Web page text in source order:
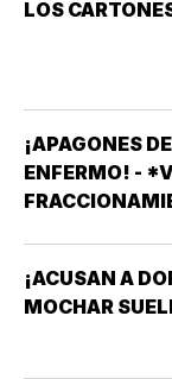
LOS
¡APAGONES
ENFERMO! -
AFECTAN
¡ACUSAN A
MOCHAR